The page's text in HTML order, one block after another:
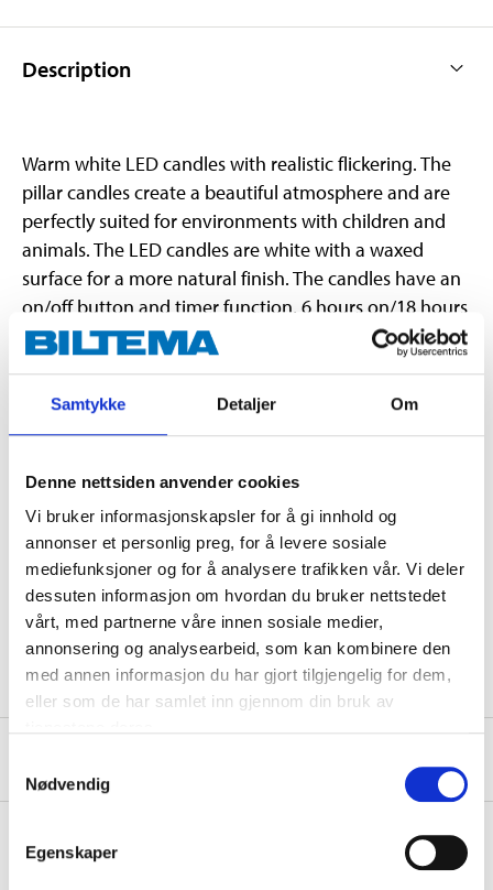
Samtykke Detaljer Om
Denne nettsiden anvender cookies
Vi bruker informasjonskapsler for å gi innhold og
annonser et personlig preg, for å levere sosiale
mediefunksjoner og for å analysere trafikken vår. Vi deler
dessuten informasjon om hvordan du bruker nettstedet
vårt, med partnerne våre innen sosiale medier,
annonsering og analysearbeid, som kan kombinere den
med annen informasjon du har gjort tilgjengelig for dem,
eller som de har samlet inn gjennom din bruk av
Nødvendig
Egenskaper
Description
Warm white LED candles with realistic flickering. The
pillar candles create a beautiful atmosphere and are
perfectly suited for environments with children and
animals. The LED candles are white with a waxed
surface for a more natural finish. The candles have an
on/off button and timer function, 6 hours on/18 hours
off. Powered by 2 x AA batteries (not included).
Technical specifications
Height
10 cm
Diameter
7,5 cm
Timer
6/18 hours (on/off)
Battery type
2 x AA (not included)
Material